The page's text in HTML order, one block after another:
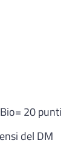
20 punti
del DM